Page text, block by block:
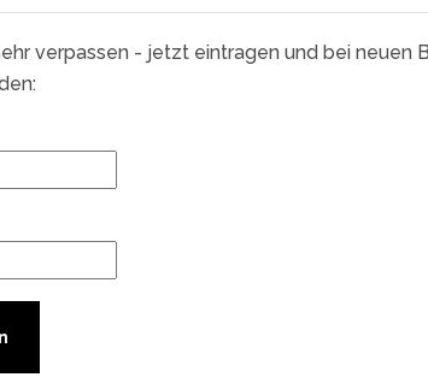
verpassen - jetzt eintragen und bei neuen